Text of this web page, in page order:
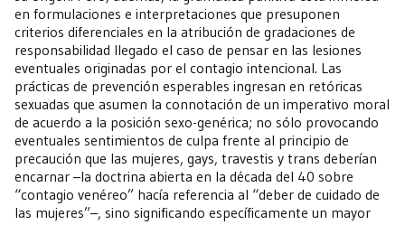
en formulaciones e interpretaciones que presuponen
criterios diferenciales en la atribución de gradaciones de
responsabilidad llegado el caso de pensar en las lesiones
eventuales originadas por el contagio intencional. Las
prácticas de prevención esperables ingresan en retóricas
sexuadas que asumen la connotación de un imperativo moral
de acuerdo a la posición sexo-genérica; no sólo provocando
eventuales sentimientos de culpa frente al principio de
precaución que las mujeres, gays, travestis y trans deberían
encarnar –la doctrina abierta en la década del 40 sobre
“contagio venéreo” hacía referencia al “deber de cuidado de
las mujeres”–, sino significando específicamente un mayor